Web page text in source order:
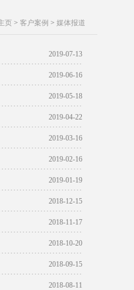
页 > 客户案例 > 媒体报道
2019-07-13
2019-06-16
2019-05-18
2019-04-22
2019-03-16
2019-02-16
2019-01-19
2018-12-15
2018-11-17
2018-10-20
2018-09-15
2018-08-11